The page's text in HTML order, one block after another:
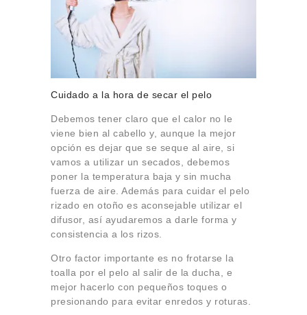
Cuidado a la hora de secar el pelo
Debemos tener claro que el calor no le
viene bien al cabello y, aunque la mejor
opción es dejar que se seque al aire, si
vamos a utilizar un secados, debemos
poner la temperatura baja y sin mucha
fuerza de aire. Además para cuidar el pelo
rizado en otoño es aconsejable utilizar el
difusor, así ayudaremos a darle forma y
consistencia a los rizos.
Otro factor importante es no frotarse la
toalla por el pelo al salir de la ducha, e
mejor hacerlo con pequeños toques o
presionando para evitar enredos y roturas.